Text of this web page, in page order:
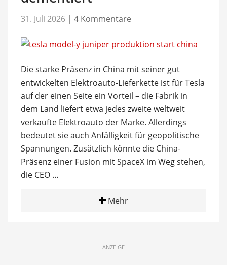
31. Juli 2026 | 4 Kommentare
Die starke Präsenz in China mit seiner gut
entwickelten Elektroauto-Lieferkette ist für Tesla
auf der einen Seite ein Vorteil – die Fabrik in
dem Land liefert etwa jedes zweite weltweit
verkaufte Elektroauto der Marke. Allerdings
bedeutet sie auch Anfälligkeit für geopolitische
Spannungen. Zusätzlich könnte die China-
Präsenz einer Fusion mit SpaceX im Weg stehen,
die CEO …
Mehr
ANZEIGE